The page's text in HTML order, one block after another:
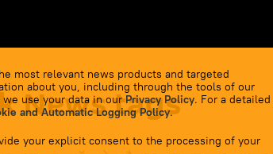
most relevant news products and targeted
about you, including through the tools of our
we use your data in ourPrivacy Policy. For a detailed
and Automatic Logging Policy.
your explicit consent to the processing of your
News tags